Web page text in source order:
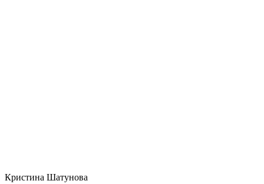
Кристина Шатунова